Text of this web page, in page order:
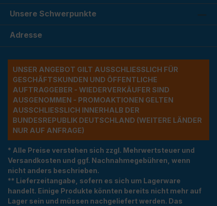
Unsere Schwerpunkte
Adresse
UNSER ANGEBOT GILT AUSSCHLIESSLICH FÜR G
ESCHÄFTSKUNDEN UND ÖFFENTLICHE A
UFTRAGGEBER - WIEDERVERKÄUFER SIND A
USGENOMMEN - PROMOAKTIONEN GELTEN A
USSCHLIESSLICH INNERHALB DER BU
NDESREPUBLIK DEUTSCHLAND (WEITERE LÄNDER NU
R AUF ANFRAGE)
* Alle Preise verstehen sich zzgl. Mehrwertsteuer und
Versandkosten und ggf. Nachnahmegebühren, wenn
nicht anders beschrieben.
** Lieferzeitangabe, sofern es sich um Lagerware
handelt. Einige Produkte könnten bereits nicht mehr auf
Lager sein und müssen nachgeliefert werden. Das